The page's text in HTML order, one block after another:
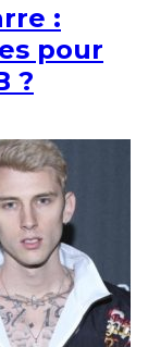
:
pour
?